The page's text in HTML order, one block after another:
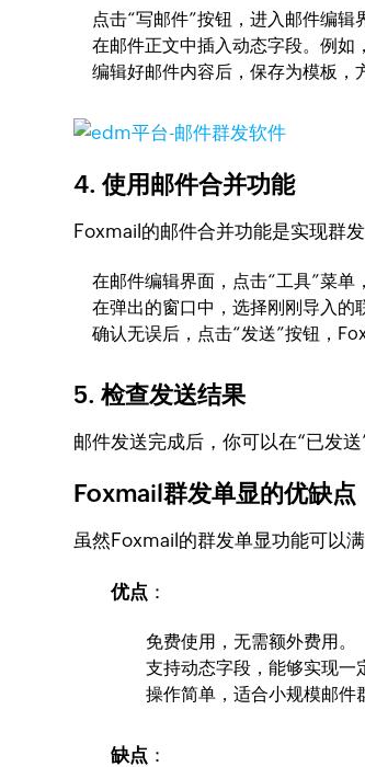
点击“写邮件”按钮，进入邮件编辑
在邮件正文中插入动态字段。例如
编辑好邮件内容后，保存为模板，
4.使用邮件合并功能
Foxmail的邮件合并功能是实现群
在邮件编辑界面，点击“工具”菜单
在弹出的窗口中，选择刚刚导入的
确认无误后，点击“发送”按钮，
5.检查发送结果
邮件发送完成后，你可以在“已发
Foxmail群发单显的优缺点
虽然Foxmail的群发单显功能可以
优点 ：
免费使用，无需额外费用。
支持动态字段，能够实现一
操作简单，适合小规模邮件
缺点 ：